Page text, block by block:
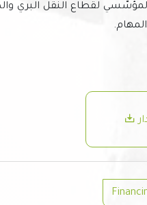
لقطاع النقل البري